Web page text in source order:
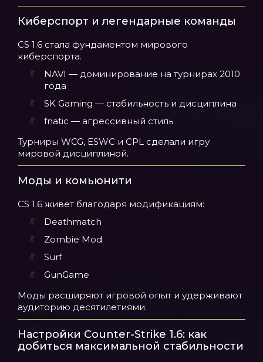
Киберспорт и легендарные команды
CS 1.6 стала фундаментом мирового
киберспорта.
NAVI — доминирование на турнирах 2010
года
SK Gaming — стабильность и дисциплина
fnatic — агрессивный стиль
Турниры WCG, ESWC и CPL сделали игру
мировой дисциплиной.
Моды и комьюнити
CS 1.6 живёт благодаря модификациям:
Deathmatch
Zombie Mod
Surf
GunGame
Моды расширяют игровой опыт и удерживают
аудиторию десятилетиями.
Настройки Counter-Strike 1.6: как
добиться максимальной стабильности